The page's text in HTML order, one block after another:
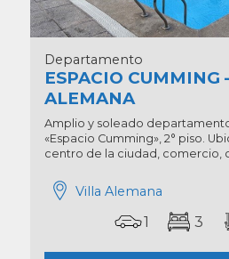
Departamento
ESPACIO CUMMING
ALEMANA
Amplio y soleado
«Espacio Cumming», 2° piso.
centro de la ciudad, comercio,
Villa Alemana
1 3